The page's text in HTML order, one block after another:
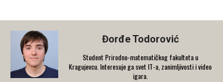
Đorđe Todorović
Student Prirodno-matematičkog fakulteta u
Kragujevcu. Interesuje ga svet IT-a, zanimljivosti i video
igara.